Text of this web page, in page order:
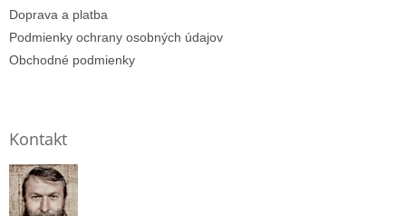
Doprava a platba
Podmienky ochrany osobných údajov
Obchodné podmienky
Kontakt